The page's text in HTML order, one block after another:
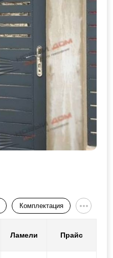
Комплектация
Ламели Прайс